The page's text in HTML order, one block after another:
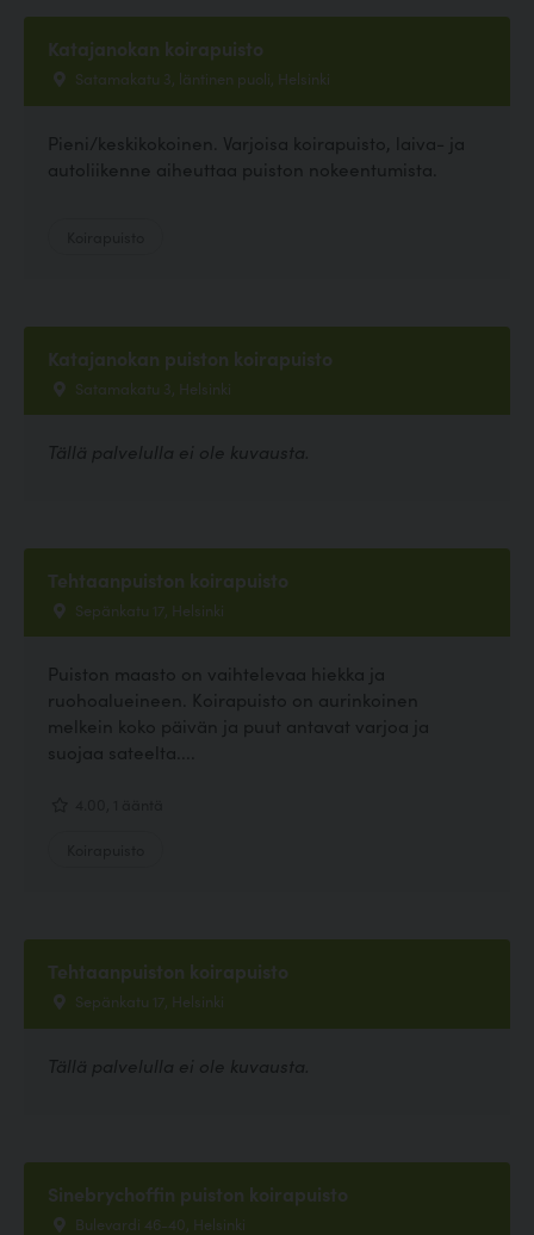
Katajanokan koirapuisto
Satamakatu 3, läntinen puoli, Helsinki
Pieni/keskikokoinen. Varjoisa koirapuisto, laiva- ja
autoliikenne aiheuttaa puiston nokeentumista.
Katajanokan puiston koirapuisto
Satamakatu 3, Helsinki
Tällä palvelulla ei ole kuvausta.
Tehtaanpuiston koirapuisto
Sepänkatu 17, Helsinki
Puiston maasto on vaihtelevaa hiekka ja
ruohoalueineen. Koirapuisto on aurinkoinen
melkein koko päivän ja puut antavat varjoa ja
suojaa sateelta....
Tehtaanpuiston koirapuisto
Sepänkatu 17, Helsinki
Tällä palvelulla ei ole kuvausta.
Sinebrychoffin puiston koirapuisto
Bulevardi 46-40, Helsinki